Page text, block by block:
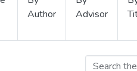
Author
Advisor